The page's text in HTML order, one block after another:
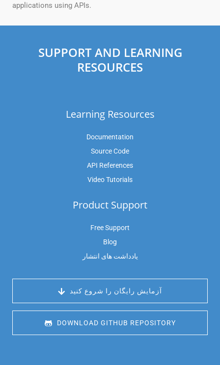
applications using APIs.
SUPPORT AND LEARNING
RESOURCES
Learning Resources
Documentation
Source Code
API References
Video Tutorials
Product Support
Free Support
Blog
یادداشت های انتشار
آزمایش رایگان را شروع کنید
DOWNLOAD GITHUB REPOSITORY